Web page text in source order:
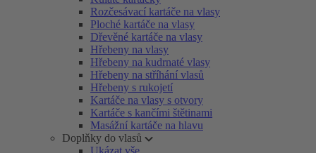
Rozčesávací kartáče na vlasy
Ploché kartáče na vlasy
Dřevěné kartáče na vlasy
Hřebeny na vlasy
Hřebeny na kudrnaté vlasy
Hřebeny na stříhání vlasů
Hřebeny s rukojetí
Kartáče na vlasy s otvory
Kartáče s kančími štětinami
Masážní kartáče na hlavu
Doplňky do vlasů
Ukázat vše